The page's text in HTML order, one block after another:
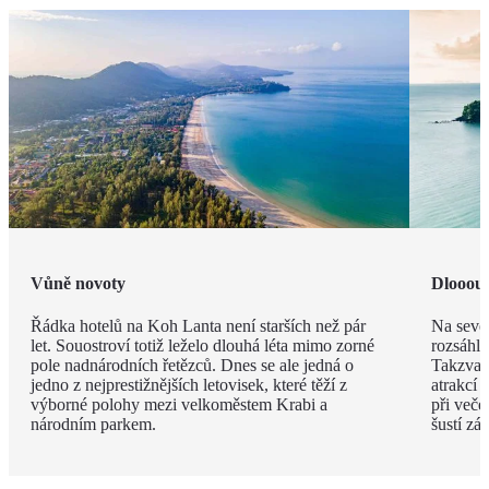
Vůně novoty
Řádka hotelů na Koh Lanta není starších než pár
let. Souostroví totiž leželo dlouhá léta mimo zorné
pole nadnárodních řetězců. Dnes se ale jedná o
jedno z nejprestižnějších letovisek, které těží z
výborné polohy mezi velkoměstem Krabi a
národním parkem.
Na
atrakcí
při
šustí